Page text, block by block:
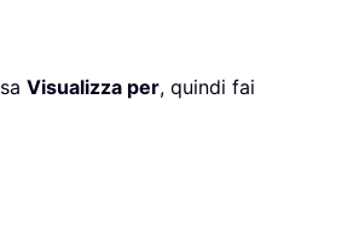
Visualizza per, quindi fai